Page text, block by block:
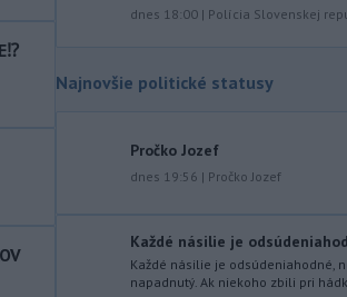
varuje v piatokpred búrkami vo
výstrahu prvého stupňa.
(NBÚ) o nezávislé odborné posúdenie
dodaných radarových zariadení, ktoré
sú v pilotnej prevádzke.
dnes 18:00 | Polícia Slovenskej
Najnovšie politické statusy
Pročko Jozef
dnes 19:56 | Pročko Jozef
Každé násilie je
Každé násilie je odsúdeniahodné,
napadnutý. Ak niekoho zbili pri